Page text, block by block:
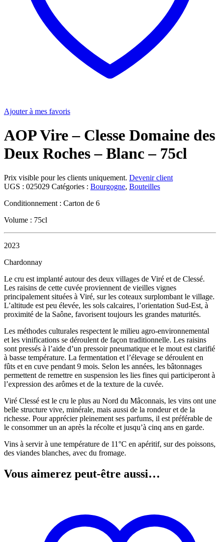
Ajouter à mes favoris
AOP Vire – Clesse Domaine des
Deux Roches – Blanc – 75cl
Prix visible pour les clients uniquement. Devenir client
UGS : 025029 Catégories : Bourgogne, Bouteilles
Conditionnement : Carton de 6
Volume : 75cl
2023
Chardonnay
Le cru est implanté autour des deux villages de Viré et de Clessé.
Les raisins de cette cuvée proviennent de vieilles vignes
principalement situées à Viré, sur les coteaux surplombant le village.
L’altitude est peu élevée, les sols calcaires, l’orientation Sud-Est, à
proximité de la Saône, favorisent toujours les grandes maturités.
Les méthodes culturales respectent le milieu agro-environnemental
et les vinifications se déroulent de façon traditionnelle. Les raisins
sont pressés à l’aide d’un pressoir pneumatique et le mout est clarifié
à basse température. La fermentation et l’élevage se déroulent en
fûts et en cuve pendant 9 mois. Selon les années, les bâtonnages
permettent de remettre en suspension les lies fines qui participeront à
l’expression des arômes et de la texture de la cuvée.
Viré Clessé est le cru le plus au Nord du Mâconnais, les vins ont une
belle structure vive, minérale, mais aussi de la rondeur et de la
richesse. Pour apprécier pleinement ses parfums, il est préférable de
le consommer un an après la récolte et jusqu’à cinq ans en garde.
Vins à servir à une température de 11°C en apéritif, sur des poissons,
des viandes blanches, avec du fromage.
Vous aimerez peut-être aussi…